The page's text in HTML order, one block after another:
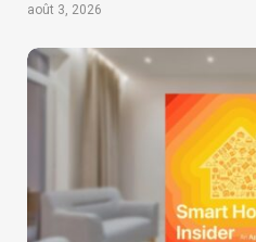
août 3, 2026